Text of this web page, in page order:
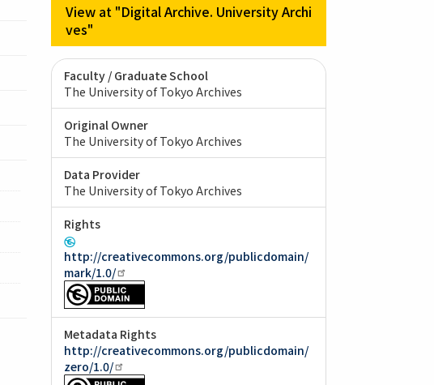
View at "Digital Archive. University Archi
ves"
Faculty / Graduate School
The University of Tokyo Archives
Original Owner
The University of Tokyo Archives
Data Provider
The University of Tokyo Archives
Rights
http://creativecommons.org/publicdomain/
mark/1.0/
Metadata Rights
http://creativecommons.org/publicdomain/
zero/1.0/